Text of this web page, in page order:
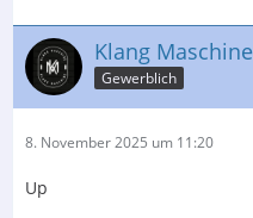
Klang Maschine
Gewerblich
8. November 2025 um 11:20
Up